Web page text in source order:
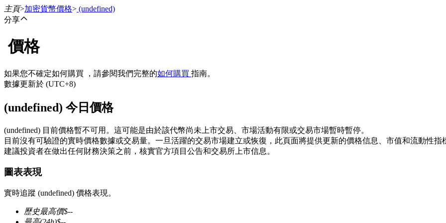
合約
多種以USDT結算的永續合約
主頁>加密貨幣價格> (undefined)
分享
價格
如果您不確定如何購買 ，請參閱我們完整的如何購買 指南。
數據更新於 (UTC+8)
(undefined) 今日價格
(undefined) 目前價格暫不可用。這可能是由於該代幣尚未上市交易、市場活動有限或交易市場暫時暫停。
目前沒有可驗證的實時價格數據或交易量。一旦活躍的交易市場建立或恢復，此頁面將提供更新的價格信息、市值和流動性指
建議投資者在做出任何財務決策之前，核實官方項目公告和交易所上市信息。
圖表表現
實時追蹤 (undefined) 價格表現。
歷史最高價$--